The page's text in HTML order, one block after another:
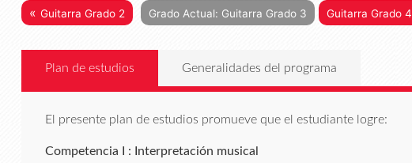
« Guitarra Grado 2 Grado Actual: Guitarra Grado 3 Guitarra Grado 4
Plan de estudios Generalidades del programa
El presente plan de estudios promueve que el estudiante logre:
Competencia I : Interpretación musical